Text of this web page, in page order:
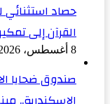
حصاد
القرآن إلى
8 أغسطس، 2026
صندوق ضحايا